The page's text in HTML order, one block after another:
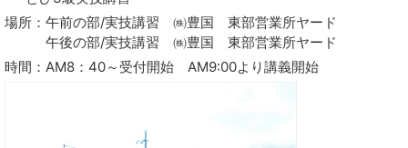
場所：午前の部/実技講習 ㈱豊国 東部営業所ヤード
午後の部/実技講習 ㈱豊国 東部営業所ヤード
時間：AM8：40～受付開始 AM9:00より講義開始